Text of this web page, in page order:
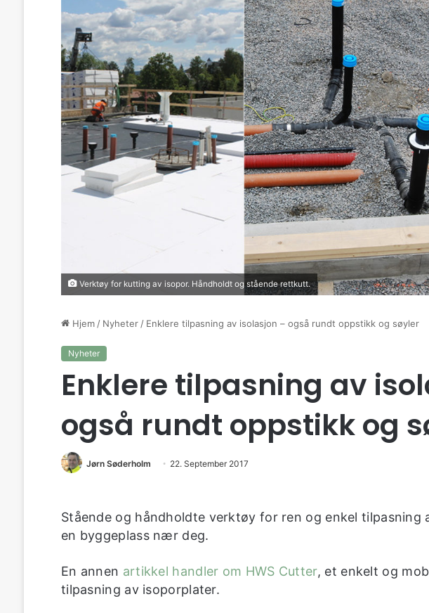
Verktøy for kutting av isopor. Håndholdt og stående rettkutt.
Hjem / Nyheter / Enklere tilpasning av isolasjon – også rundt oppstikk og søyler
Nyheter
Enklere tilpasning av
også rundt oppstikk og
Jørn Søderholm 22. September 2017
Stående og håndholdte verktøy for ren og enkel tilpasning
en byggeplass nær deg.
En annen artikkel handler om HWS Cutter, et enkelt og
tilpasning av isoporplater.